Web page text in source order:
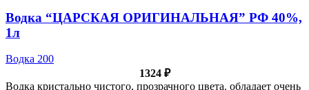
Водка “ЦАРСКАЯ ОРИГИНАЛЬНАЯ” РФ 40%,
1л
Водка 200
1324 ₽
Водка кристально чистого, прозрачного цвета. обладает очень